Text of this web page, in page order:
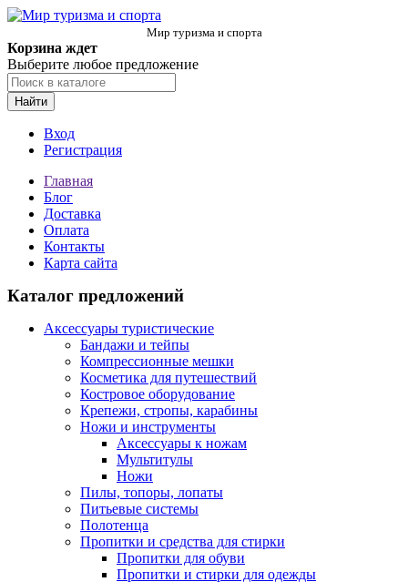
Мир туризма и спорта
Корзина ждет
Выберите любое предложение
Найти
Вход
Регистрация
Главная
Блог
Доставка
Оплата
Контакты
Карта сайта
Каталог предложений
Аксессуары туристические
Бандажи и тейпы
Компрессионные мешки
Косметика для путешествий
Костровое оборудование
Крепежи, стропы, карабины
Ножи и инструменты
Аксессуары к ножам
Мультитулы
Ножи
Пилы, топоры, лопаты
Питьевые системы
Полотенца
Пропитки и средства для стирки
Пропитки для обуви
Пропитки и стирки для одежды